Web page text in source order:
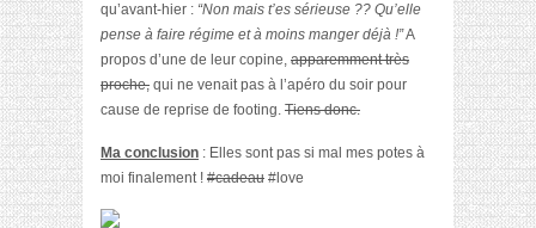
qu’avant-hier : “Non mais t’es sérieuse ?? Qu’elle
pense à faire régime et à moins manger déjà !”A
propos d’une de leur copine, apparemment très
proche, qui ne venait pas à l’apéro du soir pour
cause de reprise de footing. Tiens donc.
Ma conclusion : Elles sont pas si mal mes potes à
moi finalement ! #cadeau #love